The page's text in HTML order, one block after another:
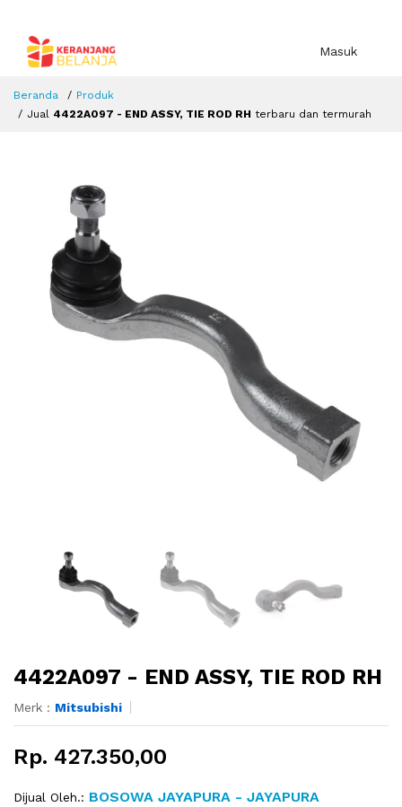
Masuk
Beranda
Produk
Jual 4422A097 - END ASSY, TIE ROD RH terbaru dan termurah
4422A097 - END ASSY, TIE ROD RH
Merk : Mitsubishi
Rp. 427.350,00
Dijual Oleh.: BOSOWA JAYAPURA - JAYAPURA